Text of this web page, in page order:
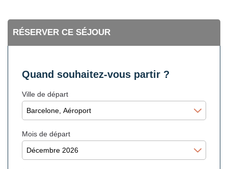
RÉSERVER CE SÉJOUR
Quand souhaitez-vous partir ?
Ville de départ
Mois de départ